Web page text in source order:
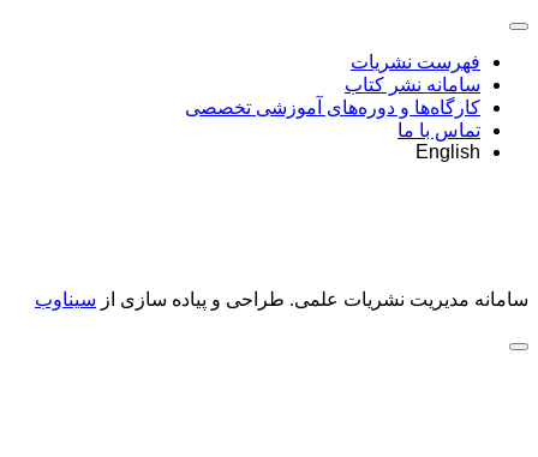
فهرست نشریات
سامانه نشر کتاب
کارگاه‌ها و دوره‌های آموزشی تخصصی
تماس با ما
English
سامانه مدیریت نشریات علمی. طراحی و پیاده سازی از سیناوب